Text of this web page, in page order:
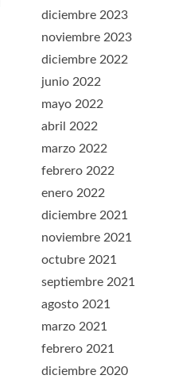
diciembre 2023
noviembre 2023
diciembre 2022
junio 2022
mayo 2022
abril 2022
marzo 2022
febrero 2022
enero 2022
diciembre 2021
noviembre 2021
octubre 2021
septiembre 2021
agosto 2021
marzo 2021
febrero 2021
diciembre 2020